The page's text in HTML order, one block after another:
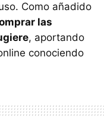
Como añadido
las
, aportando
conociendo